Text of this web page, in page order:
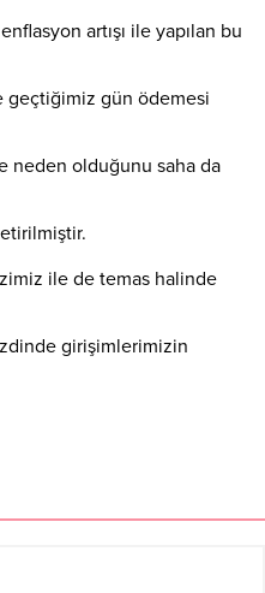
artışı ile yapılan bu
geçtiğimiz gün ödemesi
neden olduğunu saha da
ile de temas halinde
girişimlerimizin